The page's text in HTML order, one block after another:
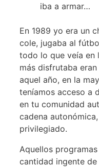
iba a armar…
En 1989 yo era un
cole, jugaba al
todo lo que veía en
más disfrutaba
aquel año, en la
teníamos acceso a
en tu comunidad
cadena
privilegiado.
Aquellos
cantidad ingente